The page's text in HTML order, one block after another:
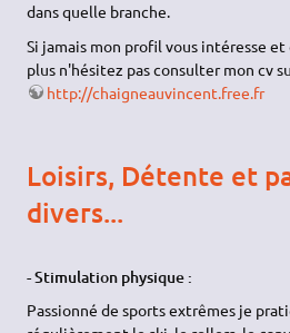
dans quelle branche.
Si jamais mon profil vous intéresse
plus n'hésitez pas consulter mon cv
http://chaigneauvincent.free.fr
Loisirs, Détente et
divers...
- Stimulation physique :
Passionné de sports extrêmes je